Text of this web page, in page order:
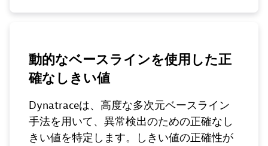
動的なベースラインを使用した正
確なしきい値
Dynatraceは、高度な多次元ベースライン
手法を用いて、異常検出のための正確なし
きい値を特定します。しきい値の正確性が